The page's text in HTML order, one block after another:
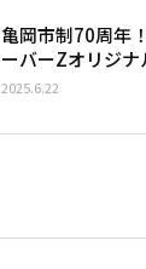
亀岡市制70周年
ーバーZオリジナ
2025.6.22